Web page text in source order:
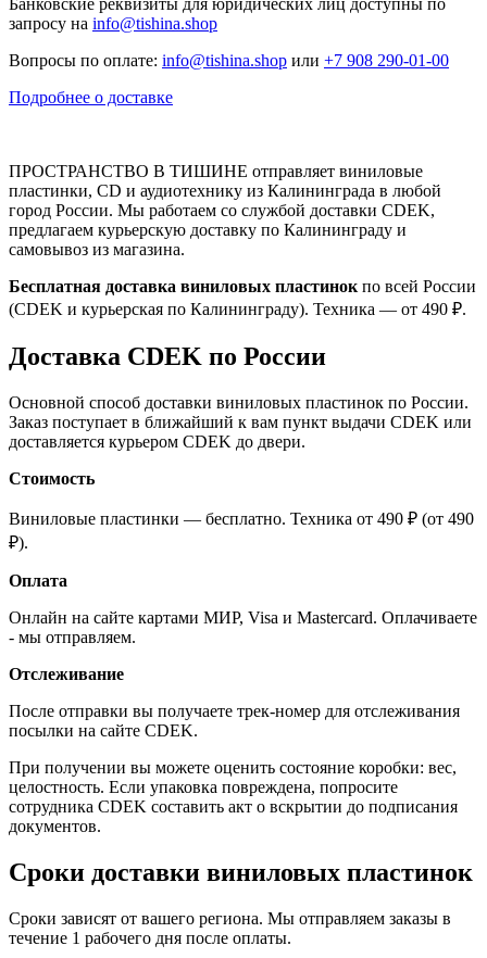
Банковские реквизиты для юридических лиц доступны по
запросу на info@tishina.shop
Вопросы по оплате: info@tishina.shop или +7 908 290-01-00
Подробнее о доставке
ПРОСТРАНСТВО В ТИШИНЕ отправляет виниловые
пластинки, CD и аудиотехнику из Калининграда в любой
город России. Мы работаем со службой доставки CDEK,
предлагаем курьерскую доставку по Калининграду и
самовывоз из магазина.
Бесплатная доставка виниловых пластинок по всей России
(CDEK и курьерская по Калининграду). Техника — от 490 ₽.
Доставка CDEK по России
Основной способ доставки виниловых пластинок по России.
Заказ поступает в ближайший к вам пункт выдачи CDEK или
доставляется курьером CDEK до двери.
Стоимость
Виниловые пластинки — бесплатно. Техника от 490 ₽ (от 490
₽).
Оплата
Онлайн на сайте картами МИР, Visa и Mastercard. Оплачиваете
- мы отправляем.
Отслеживание
После отправки вы получаете трек-номер для отслеживания
посылки на сайте CDEK.
При получении вы можете оценить состояние коробки: вес,
целостность. Если упаковка повреждена, попросите
сотрудника CDEK составить акт о вскрытии до подписания
документов.
Сроки доставки виниловых пластинок
Сроки зависят от вашего региона. Мы отправляем заказы в
течение 1 рабочего дня после оплаты.